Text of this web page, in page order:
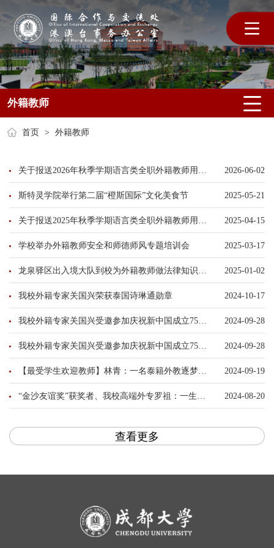
外籍教师
首页 > 外籍教师
关于报送2026年秋季学期语言类全职外籍教师用人计划的通知 2026-06-02
斯特灵学院举行第二届“橙斯国际”文化美食节 2025-05-21
关于报送2025年秋季学期语言类全职外籍教师用人计划的通知 2025-04-15
学校举办外籍教师安全和师德师风专题培训会 2025-03-17
龙泉驿区出入境大队到校为外籍教师做法律知识宣讲 2025-01-02
我校外籍专家关国兴荣获泰国诗琳通勋章 2024-10-17
我校外籍专家关国兴受邀参加庆祝新中国成立75周年外国专家招待会 2024-09-28
我校外籍专家关国兴受邀参加庆祝新中国成立75周年外国专家招待会 2024-09-28
【最受学生欢迎教师】林青：一名泰籍外教逐梦中国 2024-09-19
“金沙友谊奖”获奖者、我校高端外专罗祖：一生中国情 做中孟友谊的“信使” 2024-08-20
查看更多